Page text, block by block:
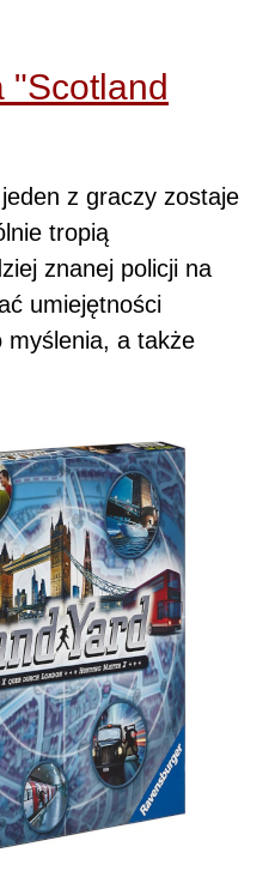
"Scotland
z graczy zostaje
tropią
znanej policji na
umiejętności
myślenia, a także